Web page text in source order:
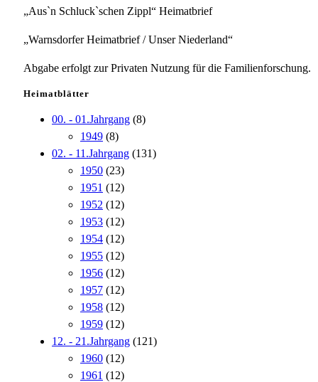
„Aus`n Schluck`schen Zippl“ Heimatbrief
„Warnsdorfer Heimatbrief / Unser Niederland“
Abgabe erfolgt zur Privaten Nutzung für die Familienforschung.
Heimatblätter
00. - 01.Jahrgang (8)
1949 (8)
02. - 11.Jahrgang (131)
1950 (23)
1951 (12)
1952 (12)
1953 (12)
1954 (12)
1955 (12)
1956 (12)
1957 (12)
1958 (12)
1959 (12)
12. - 21.Jahrgang (121)
1960 (12)
1961 (12)